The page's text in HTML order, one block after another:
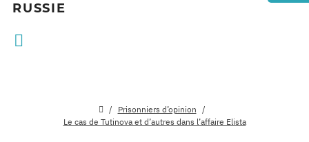
RUSSIE
Prisonniers d’opinion
Le cas de Tutinova et d’autres dans l’affaire Elista